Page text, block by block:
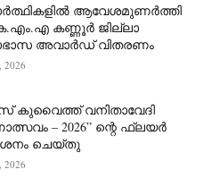
ആവേശമുണർത്തി
കണ്ണൂർ ജില്ലാ
അവാർഡ് വിതരണം
2026
കുവൈത്ത് വനിതാവേദി
– 2026” ന്റെ ഫ്ലയർ
ചെയ്തു
2026